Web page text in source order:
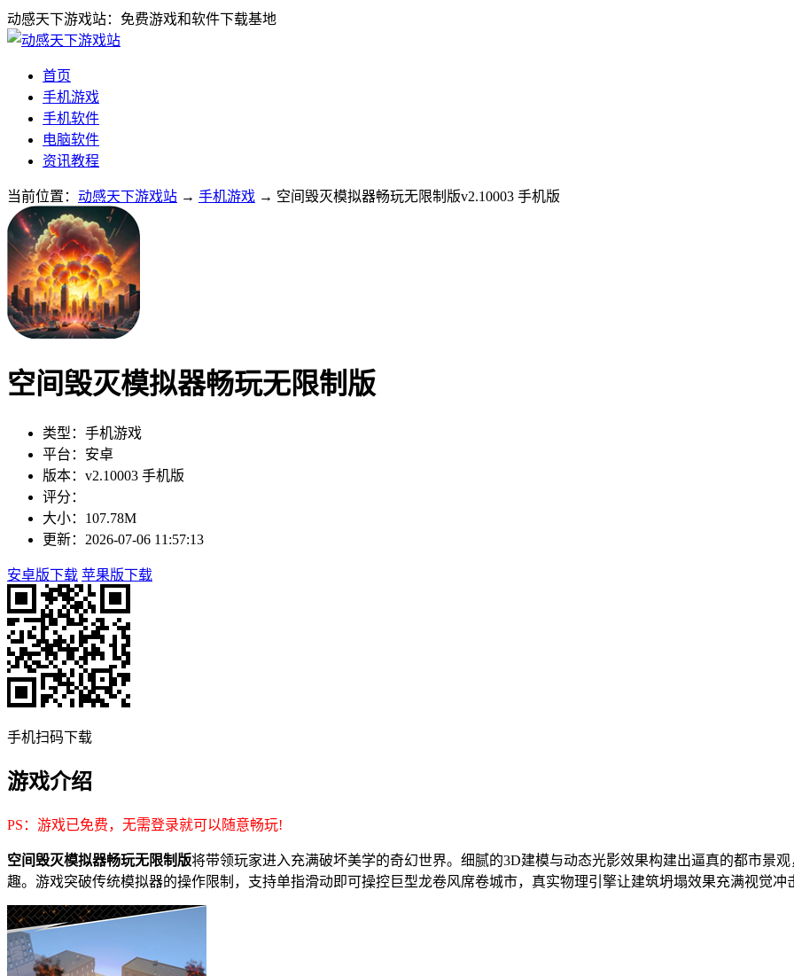
动感天下游戏站：免费游戏和软件下载基地
首页
手机游戏
手机软件
电脑软件
资讯教程
当前位置： 动感天下游戏站 → 手机游戏 → 空间毁灭模拟器畅玩无限制版v2.10003 手机版
空间毁灭模拟器畅玩无限制版
类型：手机游戏
平台：安卓
版本：v2.10003 手机版
评分：
大小：107.78M
更新：2026-07-06 11:57:13
安卓版下载 苹果版下载
手机扫码下载
游戏介绍
PS：游戏已免费，无需登录就可以随意畅玩!
空间毁灭模拟器畅玩无限制版将带领玩家进入充满破坏美学的奇幻世界。细腻的3D建模与动态光影效果构建出逼真的都市景
趣。游戏突破传统模拟器的操作限制，支持单指滑动即可操控巨型龙卷风席卷城市，真实物理引擎让建筑坍塌效果充满视觉冲